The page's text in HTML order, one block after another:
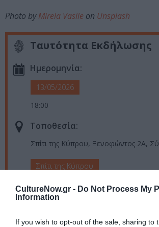
CultureNow.gr - Do Not Process My
Information
If you wish to opt-out of the sale, sharing to
Photo byMirela Vasile on Unsplash
Ταυτότητα Εκδήλωσης
Ημερομηνία:
13/05/2026
18:00
Τοποθεσία:
Σπίτι της Κύπρου, Ξενοφώντος 2Α,
Σπίτι της Κύπρου
Eισιτήρια: